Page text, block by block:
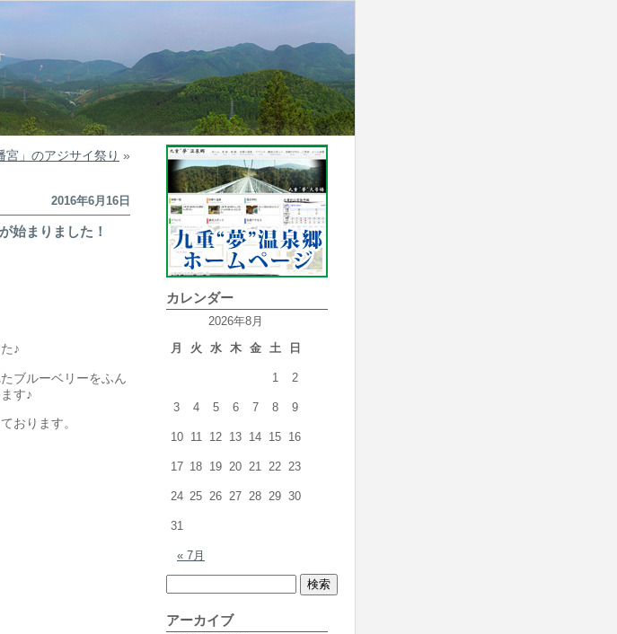
宮」のアジサイ祭り »
2016年6月16日
始まりました！
♪
ブルーベリーをふん
す♪
おります。
カレンダー
2026年8月
月
火 水 木 金 土 日
« 7月
1 2
3 4 5 6 7 8 9
10 11 12 13 14 15 16
17 18 19 20 21 22 23
24 25 26 27 28 29 30
31
アーカイブ